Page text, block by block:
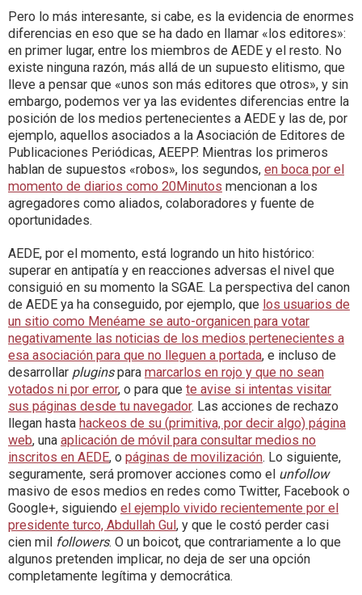
Pero lo más interesante, si cabe, es la evidencia de enormes
diferencias en eso que se ha dado en llamar «los editores»:
en primer lugar, entre los miembros de AEDE y el resto. No
existe ninguna razón, más allá de un supuesto elitismo, que
lleve a pensar que «unos son más editores que otros», y sin
embargo, podemos ver ya las evidentes diferencias entre la
posición de los medios pertenecientes a AEDE y las de, por
ejemplo, aquellos asociados a la Asociación de Editores de
Publicaciones Periódicas, AEEPP. Mientras los primeros
hablan de supuestos «robos», los segundos, en boca por el
momento de diarios como 20Minutos mencionan a los
agregadores como aliados, colaboradores y fuente de
oportunidades.
AEDE, por el momento, está logrando un hito histórico:
superar en antipatía y en reacciones adversas el nivel que
consiguió en su momento la SGAE. La perspectiva del canon
de AEDE ya ha conseguido, por ejemplo, que los usuarios de
un sitio como Menéame se auto-organicen para votar
negativamente las noticias de los medios pertenecientes a
esa asociación para que no lleguen a portada, e incluso de
desarrollar pluginspara marcarlos en rojo y que no sean
votados ni por error, o para que te avise si intentas visitar
sus páginas desde tu navegador. Las acciones de rechazo
llegan hasta hackeos de su (primitiva, por decir algo) página
web, una aplicación de móvil para consultar medios no
inscritos en AEDE, o páginas de movilización. Lo siguiente,
seguramente, será promover acciones como el unfollow
masivo de esos medios en redes como Twitter, Facebook o
Google+, siguiendo el ejemplo vivido recientemente por el
presidente turco, Abdullah Gul, y que le costó perder casi
cien mil followers. O un boicot, que contrariamente a lo que
algunos pretenden implicar, no deja de ser una opción
completamente legítima y democrática.